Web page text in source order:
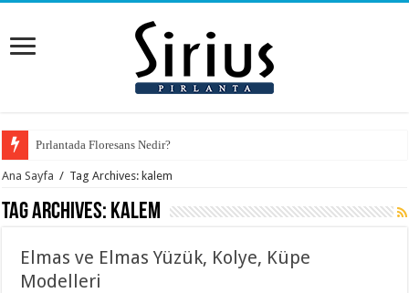
Pırlantada Floresans Nedir?
Ana Sayfa / Tag Archives: kalem
Tag Archives: kalem
Elmas ve Elmas Yüzük, Kolye, Küpe
Modelleri